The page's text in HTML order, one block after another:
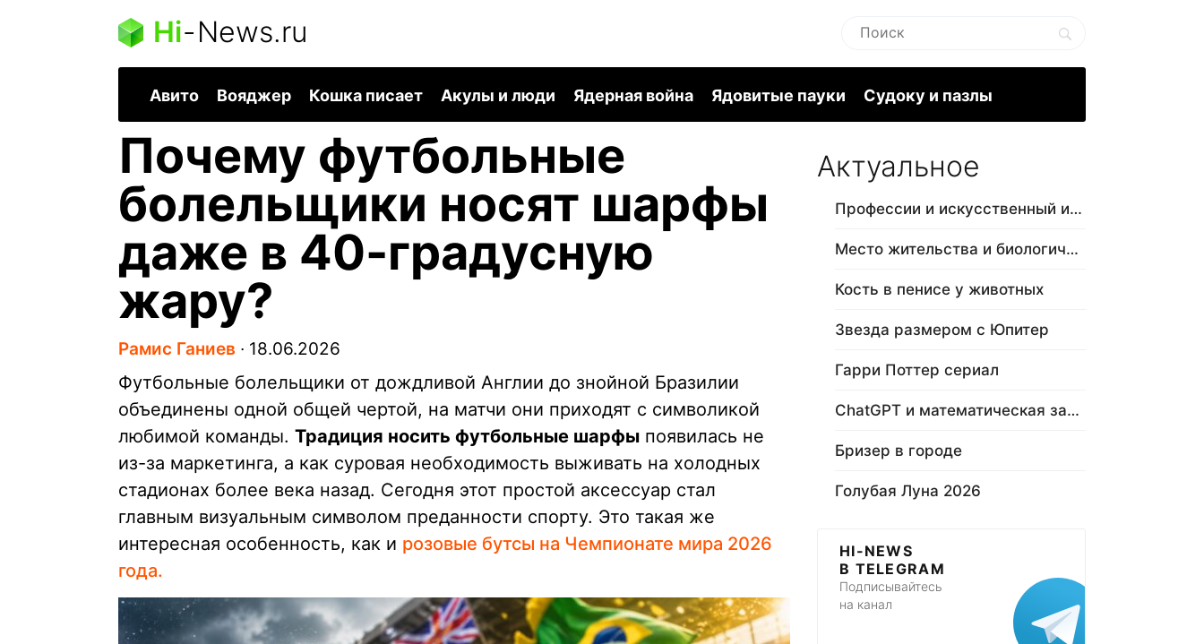
Hi-News.ru
Авито Вояджер Кошка писает Акулы и люди Ядерная война Ядовитые пауки Судоку и пазлы
Почему футбольные
болельщики носят шарфы
даже в 40-градусную
жару?
Рамис Ганиев ∙ 18.06.2026
Футбольные болельщики от дождливой Англии до знойной Бразилии
объединены одной общей чертой, на матчи они приходят с символикой
любимой команды. Традиция носить футбольные шарфы появилась не
из-за маркетинга, а как суровая необходимость выживать на холодных
стадионах более века назад. Сегодня этот простой аксессуар стал
главным визуальным символом преданности спорту. Это такая же
интересная особенность, как и розовые бутсы на Чемпионате мира 2026
года.
Актуальное
Профессии и искусственный интеллект
Место жительства и биологический в…
Кость в пенисе у животных
Звезда размером с Юпитер
Гарри Поттер сериал
ChatGPT и математическая задача
Бризер в городе
Голубая Луна 2026
HI-NEWS
В TELEGRAM
Подписывайтесь
на канал